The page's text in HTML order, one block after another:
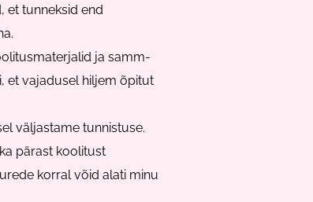
et tunneksid end
ja samm-
et vajadusel hiljem õpitut
väljastame tunnistuse.
pärast koolitust
korral võid alati minu